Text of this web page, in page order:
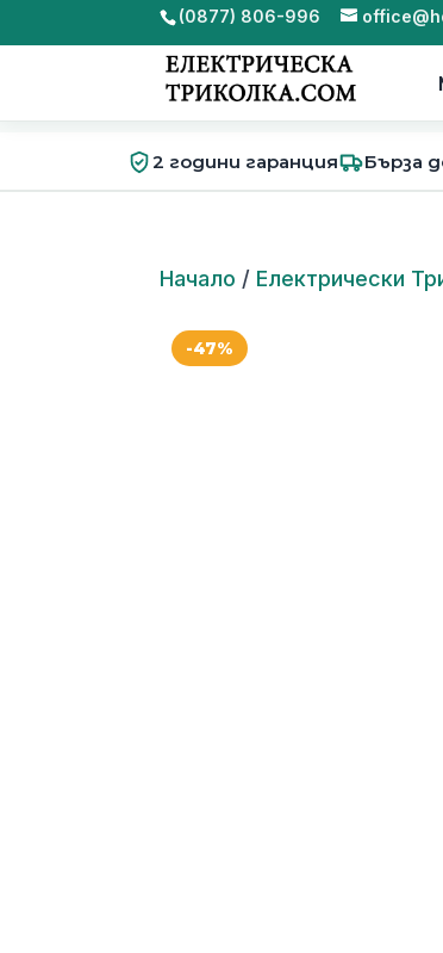
(0877) 806-996
2 години гаранция Бърза
Начало / Електрически
-47%